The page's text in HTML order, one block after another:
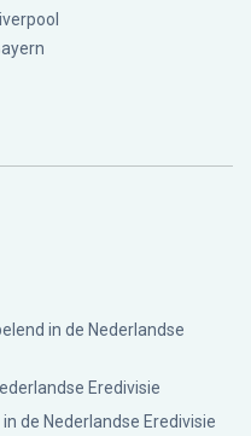
Liverpool
in de Nederlandse
Eredivisie
de Nederlandse Eredivisie